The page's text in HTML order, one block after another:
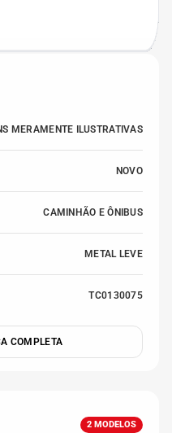
MERAMENTE ILUSTRATIVAS
NOVO
CAMINHÃO E ÔNIBUS
METAL LEVE
TC0130075
COMPLETA
2 MODELOS